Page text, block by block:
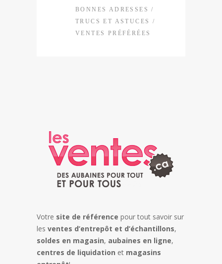
BONNES ADRESSES /
TRUCS ET ASTUCES
/
VENTES PRÉFÉRÉES
Votre site de référence pour tout savoir sur
les ventes d’entrepôt et d’échantillons,
soldes en magasin, aubaines en ligne,
centres de liquidation et magasins